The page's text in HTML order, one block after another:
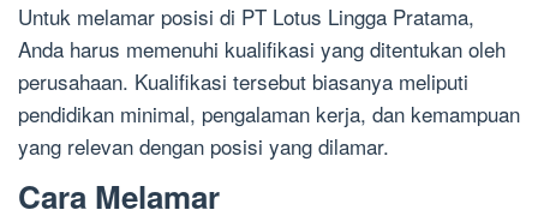
Untuk melamar posisi di PT Lotus Lingga Pratama,
Anda harus memenuhi kualifikasi yang ditentukan oleh
perusahaan. Kualifikasi tersebut biasanya meliputi
pendidikan minimal, pengalaman kerja, dan kemampuan
yang relevan dengan posisi yang dilamar.
Cara Melamar